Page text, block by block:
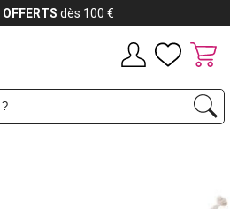
OFFERTS dès 100 €